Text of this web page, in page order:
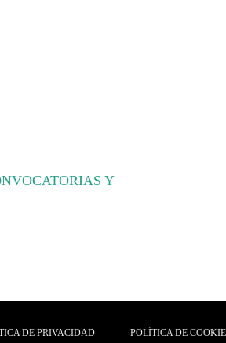
Y
DE PRIVACIDAD POLÍTICA DE